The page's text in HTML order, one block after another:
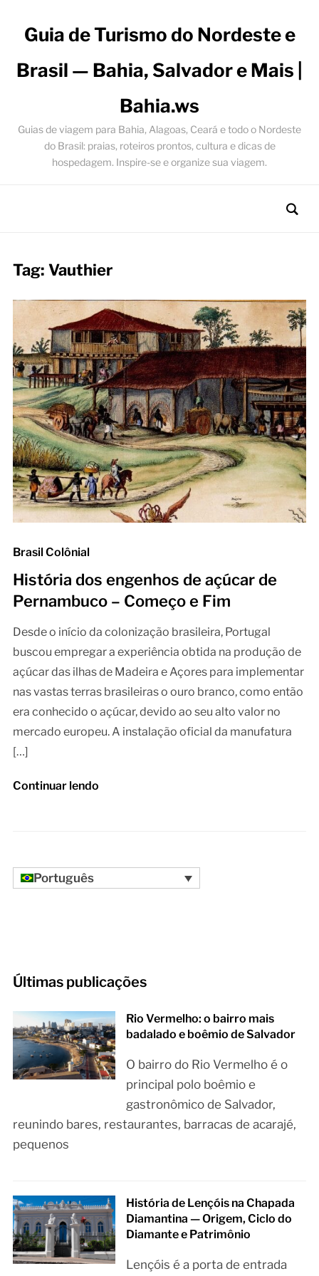
Guia de Turismo do Nordeste e
Brasil — Bahia, Salvador e Mais |
Bahia.ws
Guias de viagem para Bahia, Alagoas, Ceará e todo o Nordeste
do Brasil: praias, roteiros prontos, cultura e dicas de
hospedagem. Inspire-se e organize sua viagem.
Tag: Vauthier
Brasil Colônial
História dos engenhos de açúcar de
Pernambuco – Começo e Fim
Desde o início da colonização brasileira, Portugal
buscou empregar a experiência obtida na produção de
açúcar das ilhas de Madeira e Açores para implementar
nas vastas terras brasileiras o ouro branco, como então
era conhecido o açúcar, devido ao seu alto valor no
mercado europeu. A instalação oficial da manufatura
[…]
Continuar lendo
Português
Últimas publicações
Rio Vermelho: o bairro mais
badalado e boêmio de Salvador
O bairro do Rio Vermelho é o
principal polo boêmio e
gastronômico de Salvador,
reunindo bares, restaurantes, barracas de acarajé,
pequenos
História de Lençóis na Chapada
Diamantina — Origem, Ciclo do
Diamante e Patrimônio
Lençóis é a porta de entrada